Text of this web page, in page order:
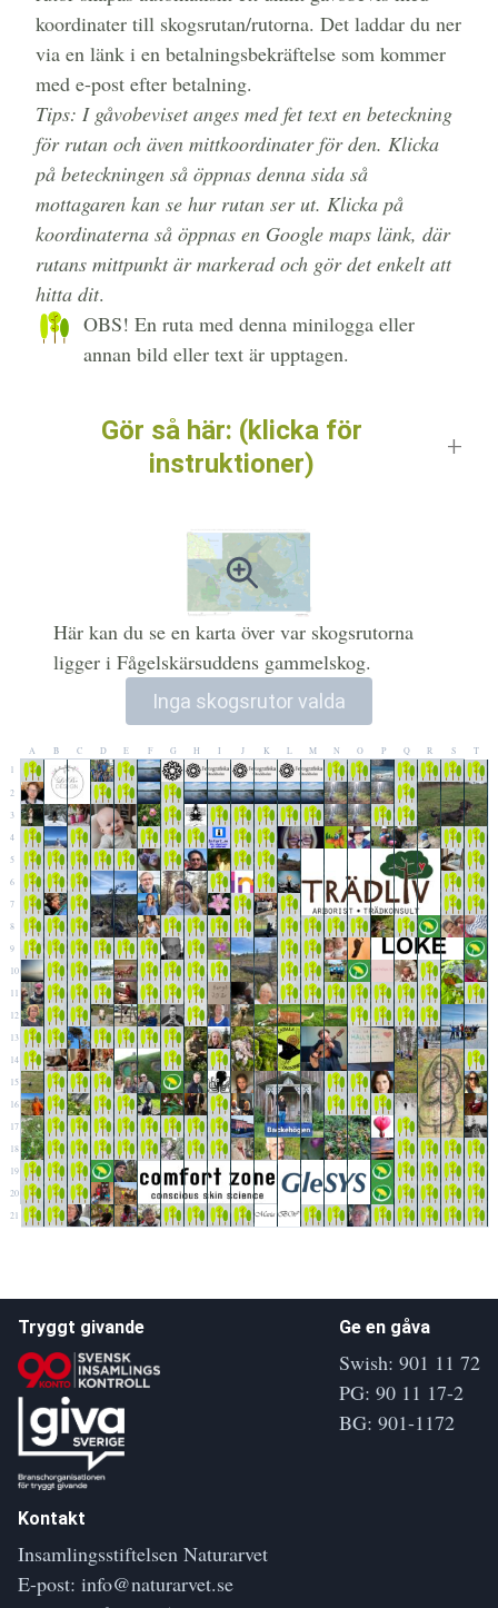
koordinater till skogsrutan/rutorna. Det laddar du ner
via en länk i en betalningsbekräftelse som kommer
med e-post efter betalning.
Tips: I gåvobeviset anges med fet text en beteckning
för rutan och även mittkoordinater för den. Klicka
på beteckningen så öppnas denna sida så
mottagaren kan se hur rutan ser ut. Klicka på
koordinaterna så öppnas en Google maps länk, där
rutans mittpunkt är markerad och gör det enkelt att
hitta dit.
OBS! En ruta med denna minilogga eller
annan bild eller text är upptagen.
Gör så här: (klicka för
instruktioner)
Här kan du se en karta över var skogsrutorna
ligger i Fågelskärsuddens gammelskog.
Inga skogsrutor valda
A B C D E F G H I J K L M N O P Q R S
T
1
2
3
4
5
6
7
8
9
10
11
12
13
14
15
16
17
18
19
20
21
Tryggt givande Ge en gåva
Swish: 901 11 72
PG: 90 11 17-2
BG: 901-1172
Kontakt
Insamlingsstiftelsen Naturarvet
E-post: info@naturarvet.se